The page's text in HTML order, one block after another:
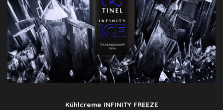
Kühlcreme INFINITY FREEZE